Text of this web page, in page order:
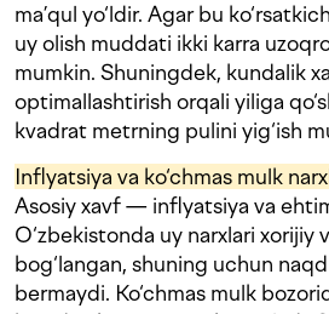
ma’qul yo‘ldir. Agar bu
uy olish muddati ikki karra
mumkin. Shuningdek, kundalik
optimallashtirish orqali yiliga
kvadrat metrning pulini yig‘ish
Inflyatsiya va ko‘chmas mulk
Asosiy xavf — inflyatsiya va
O‘zbekistonda uy narxlari xorijiy
bog‘langan, shuning uchun
bermaydi. Ko‘chmas mulk